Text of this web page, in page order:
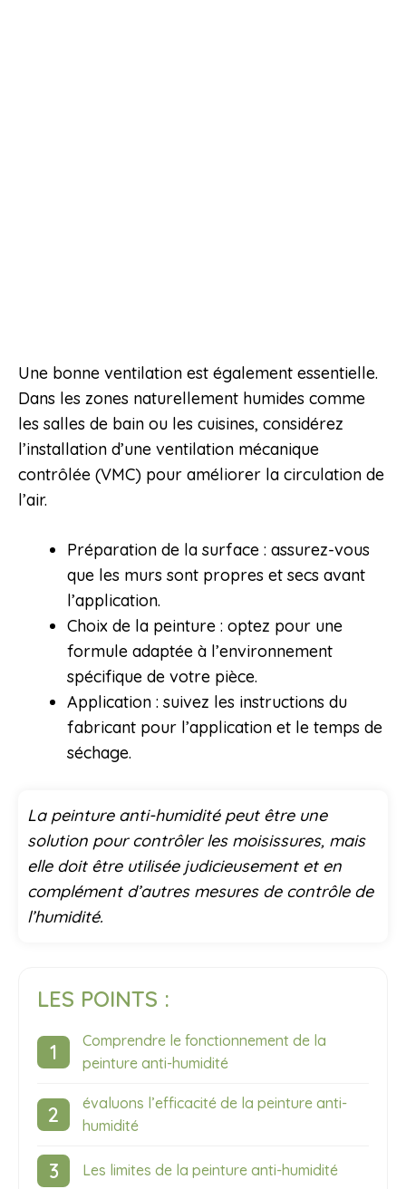
Une bonne ventilation est également essentielle.
Dans les zones naturellement humides comme
les salles de bain ou les cuisines, considérez
l’installation d’une ventilation mécanique
contrôlée (VMC) pour améliorer la circulation de
l’air.
Préparation de la surface : assurez-vous
que les murs sont propres et secs avant
l’application.
Choix de la peinture : optez pour une
formule adaptée à l’environnement
spécifique de votre pièce.
Application : suivez les instructions du
fabricant pour l’application et le temps de
séchage.
La peinture anti-humidité peut être une
solution pour contrôler les moisissures, mais
elle doit être utilisée judicieusement et en
complément d’autres mesures de contrôle de
l’humidité.
LES POINTS :
Comprendre le fonctionnement de la
peinture anti-humidité
évaluons l’efficacité de la peinture anti-
humidité
Les limites de la peinture anti-humidité